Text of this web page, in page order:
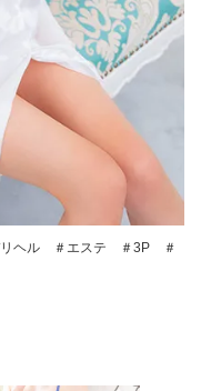
リヘル ＃エステ ＃3P ＃